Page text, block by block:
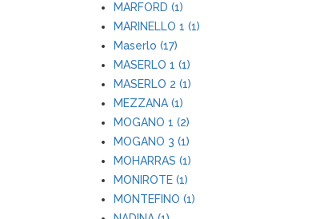
MARFORD (1)
MARINELLO 1 (1)
Maserlo (17)
MASERLO 1 (1)
MASERLO 2 (1)
MEZZANA (1)
MOGANO 1 (2)
MOGANO 3 (1)
MOHARRAS (1)
MONIROTE (1)
MONTEFINO (1)